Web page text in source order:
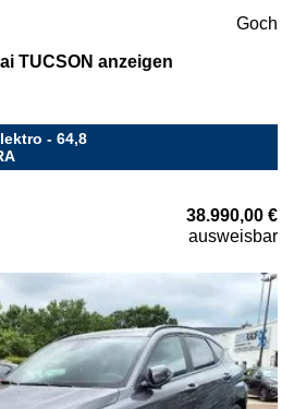
Goch
TUCSON anzeigen
- 64,8
38.990,00 €
ausweisbar